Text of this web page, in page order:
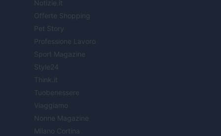
Notizie.it
Offerte Shopping
Pet Story
Professione Lavoro
Sport Magazine
Style24
Think.it
Tuobenessere
Viaggiamo
Nonne Magazine
Milano Cortina